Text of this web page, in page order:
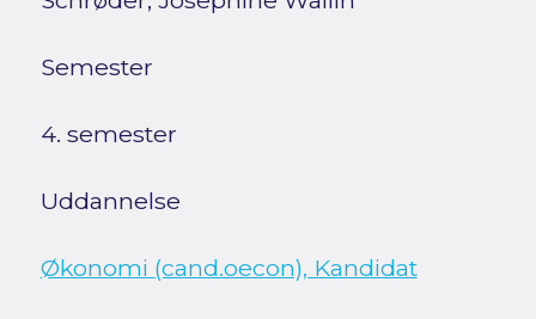
Semester
4. semester
Uddannelse
Økonomi (cand.oecon), Kandidat